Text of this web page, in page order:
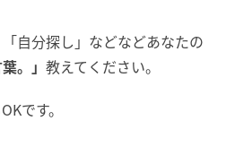
「自分探し」などなどあなたの
葉。」教えてください。
です。